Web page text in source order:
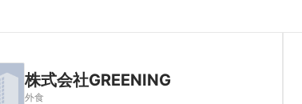
株式会社GREENING
外食